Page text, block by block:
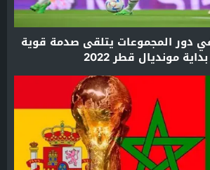
دور المجموعات يتلقى صدمة قوية
مونديال قطر 2022